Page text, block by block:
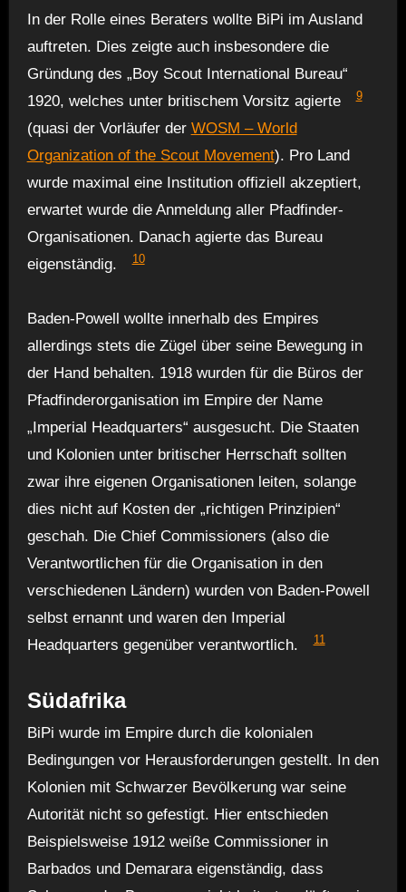
In der Rolle eines Beraters wollte BiPi im Ausland
auftreten. Dies zeigte auch insbesondere die
Gründung des „Boy Scout International Bureau“
1920, welches unter britischem Vorsitz agierte
9
(quasi der Vorläufer der WOSM – World
Organization of the Scout Movement). Pro Land
wurde maximal eine Institution offiziell akzeptiert,
erwartet wurde die Anmeldung aller Pfadfinder-
Organisationen. Danach agierte das Bureau
eigenständig.
10
Baden-Powell wollte innerhalb des Empires
allerdings stets die Zügel über seine Bewegung in
der Hand behalten. 1918 wurden für die Büros der
Pfadfinderorganisation im Empire der Name
„Imperial Headquarters“ ausgesucht. Die Staaten
und Kolonien unter britischer Herrschaft sollten
zwar ihre eigenen Organisationen leiten, solange
dies nicht auf Kosten der „richtigen Prinzipien“
geschah. Die Chief Commissioners (also die
Verantwortlichen für die Organisation in den
verschiedenen Ländern) wurden von Baden-Powell
selbst ernannt und waren den Imperial
Headquarters gegenüber verantwortlich.
11
Südafrika
BiPi wurde im Empire durch die kolonialen
Bedingungen vor Herausforderungen gestellt. In den
Kolonien mit Schwarzer Bevölkerung war seine
Autorität nicht so gefestigt. Hier entschieden
Beispielsweise 1912 weiße Commissioner in
Barbados und Demarara eigenständig, dass